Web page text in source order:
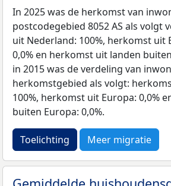
In 2025 was de herkomst van
postcodegebied 8052 AS als volgt
uit Nederland: 100%, herkomst uit
0,0% en herkomst uit landen
in 2015 was de verdeling van
herkomstgebied als volgt:
100%, herkomst uit Europa: 0,0%
buiten Europa: 0,0%.
Toelichting Meer migratie